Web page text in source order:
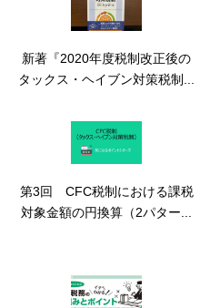
新著『2020年度税制改正後の
タックス・ヘイブン対策税制...
第3回 CFC税制における課税
対象金額の円換算（2パター...